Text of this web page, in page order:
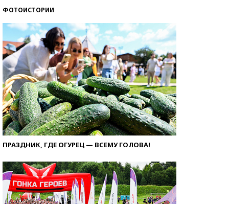
ФОТОИСТОРИИ
ПРАЗДНИК, ГДЕ ОГУРЕЦ — ВСЕМУ ГОЛОВА!